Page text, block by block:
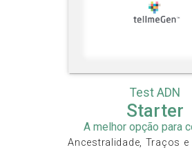
Test ADN
Starter
A melhor opção para
Ancestralidade, Traços e